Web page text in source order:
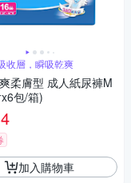
收層，瞬吸乾爽
柔膚型 成人紙尿褲M
包/箱)
加入購物車